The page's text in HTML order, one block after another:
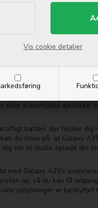
Vis cookie detaljer
video eller gennemser
tilstrækkelig mængde RAM
dine opgaver uden
på, at Galaxy A35
kan du fange hver detalje
actionfyldte øjeblikke,
batteri, der holder
du stole på, at Galaxy
om at skulle oplade din
med Galaxy A35's
op, så du kan få
oplysninger er beskyttet